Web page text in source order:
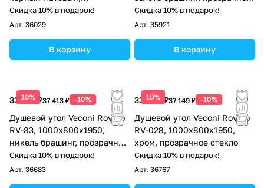
тонированное стекло
Скидка 10% в подарок!
Арт. 36029
В корзину
стекло
Скидка 10% в подарок!
Арт. 35921
В корзину
10%
33 672 ₽37 413 ₽ -10%
Душевой угол Veconi Rovigo
RV-83, 1000х800х1950,
никель брашинг, прозрачное
стекло
Скидка 10% в подарок!
Арт. 36683
10%
33 434 ₽37 149 ₽ -10%
Душевой угол Veconi Rovigo
RV-028, 1000х800х1950,
хром, прозрачное стекло
Скидка 10% в подарок!
Арт. 36767